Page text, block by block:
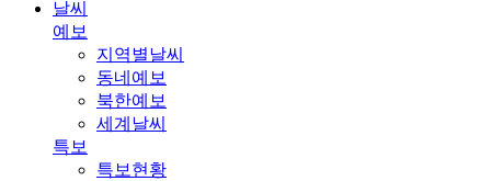
날씨
예보
지역별날씨
동네예보
북한예보
세계날씨
특보
특보현황